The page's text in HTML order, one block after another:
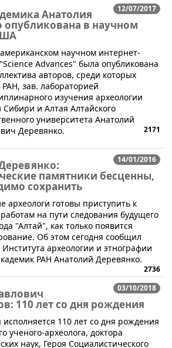
12/07/2017
Анатолия
опубликована в научном
научном интернет-
Advances" была опубликована
авторов, среди которых
зав. лабораторией
изучения археологии
Сибири и Алтая Алтайского
университета Анатолий
Деревянко.
2171
14/01/2016
памятники бесценны,
сохранить
археологи готовы приступить к
на пути следования будущего
"Алтай", как только появится
Об этом сегодня сообщил
археологии и этнографии
РАН Анатолий Деревянко.
2736
03/10/2018
110 лет со дня рождения
исполняется 110 лет со дня рождения
ученого-археолога, доктора
наук, Героя Социалистического